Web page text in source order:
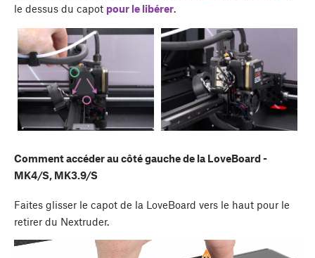
le dessus du capot pour le libérer.
Comment accéder au côté gauche de la LoveBoard -
MK4/S, MK3.9/S
Faites glisser le capot de la LoveBoard vers le haut pour le
retirer du Nextruder.